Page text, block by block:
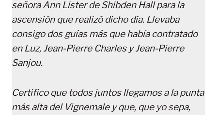
señora Ann Lister de Shibden Hall para la
ascensión que realizó dicho día. Llevaba
consigo dos guías más que había contratado
en Luz, Jean-Pierre Charles y Jean-Pierre
Sanjou.
Certifico que todos juntos llegamos a la punta
más alta del Vignemale y que, que yo sepa,